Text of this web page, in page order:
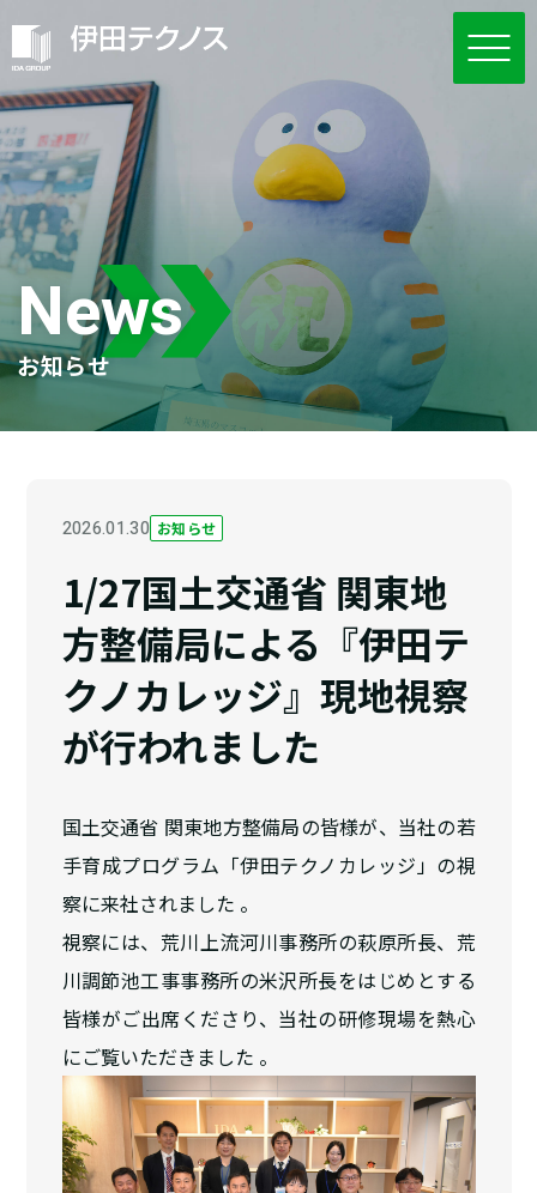
News
お知らせ
2026.01.30 お知らせ
1/27国土交通省 関東地
方整備局による『伊田テ
クノカレッジ』現地視察
が行われました
国土交通省 関東地方整備局の皆様が、当社の若
手育成プログラム「伊田テクノカレッジ」の視
察に来社されました 。
視察には、荒川上流河川事務所の萩原所長、荒
川調節池工事事務所の米沢所長をはじめとする
皆様がご出席くださり、当社の研修現場を熱心
にご覧いただきました 。